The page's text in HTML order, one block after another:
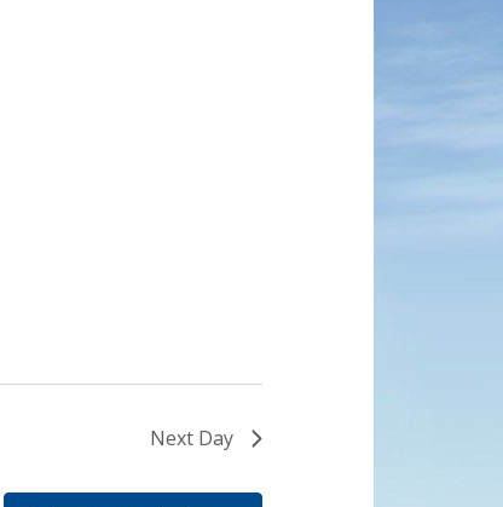
Next Day